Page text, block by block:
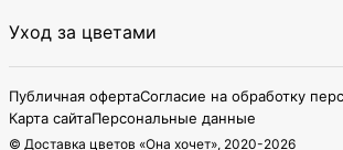
Уход за цветами
Публичная офертаСогласие на обработку
Карта сайтаПерсональные данные
© Доставка цветов «Она хочет», 2020-2026